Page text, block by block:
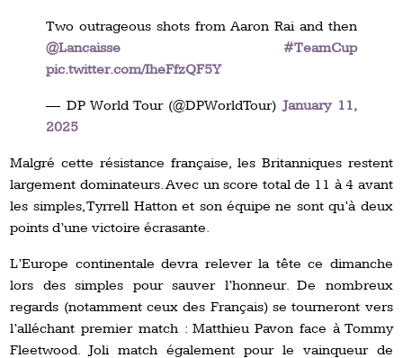
Two outrageous shots from Aaron Rai and then
@Lancaisse
#TeamCup
pic.twitter.com/IheFfzQF5Y
— DP World Tour (@DPWorldTour)January 11,
2025
Malgré cette résistance française, les Britanniques restent
largement dominateurs. Avec un score total de 11 à 4 avant
les simples, Tyrrell Hatton et son équipe ne sont qu’à deux
points d’une victoire écrasante.
L’Europe continentale devra relever la tête ce dimanche
lors des simples pour sauver l’honneur. De nombreux
regards (notamment ceux des Français) se tourneront vers
l’alléchant premier match : Matthieu Pavon face à Tommy
Fleetwood. Joli match également pour le vainqueur de